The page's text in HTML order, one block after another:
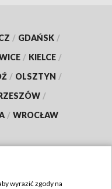
/ GDAŃSK /
/ KIELCE /
/ OLSZTYN /
/
/ WROCŁAW
wyrazić zgody na